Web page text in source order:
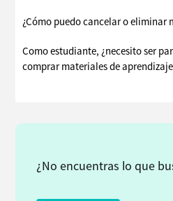
¿Cómo puedo cancelar o eliminar
Como estudiante, ¿necesito ser
comprar materiales de
¿No encuentras lo que